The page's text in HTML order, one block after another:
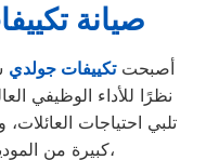
صيانة
أصبحتتكييفات جولدي
نظرًا للأداء الوظيفي
تلبي احتياجات
كبيرة من الموديلات، والإمكانيات المختلفة،